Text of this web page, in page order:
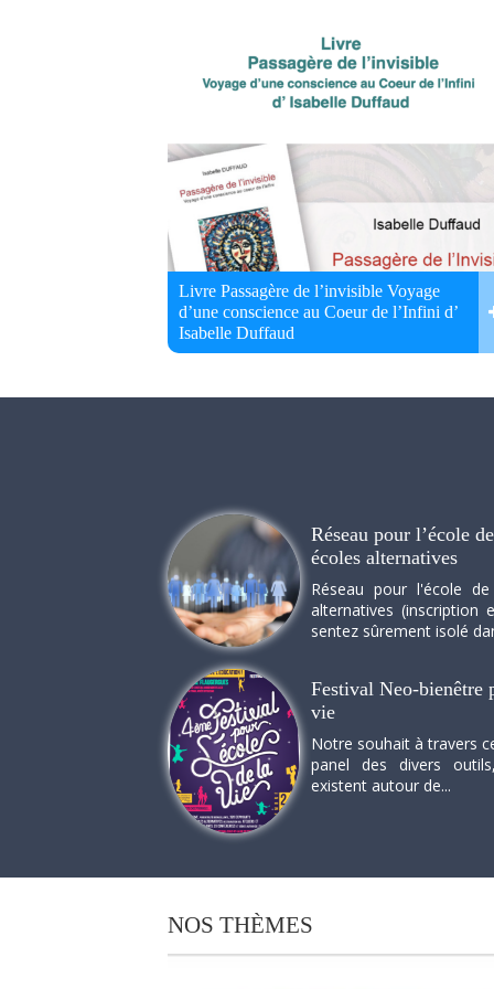
Livre Passagère de l’invisible Voyage
d’une conscience au Coeur de l’Infini d’
Isabelle Duffaud
Réseau pour l’école
écoles alternatives
Réseau pour l'école
alternatives (inscription
sentez sûrement isolé
Festival Neo-bienêtre
vie
Notre souhait à travers
panel des divers
existent autour de...
NOS THÈMES